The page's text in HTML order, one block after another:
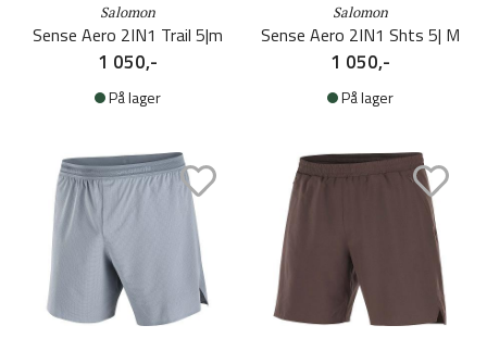
Salomon
Sense Aero 2IN1 Trail 5|m
1 050,-
På lager
Salomon
Sense Aero 2IN1 Shts 5| M
1 050,-
På lager